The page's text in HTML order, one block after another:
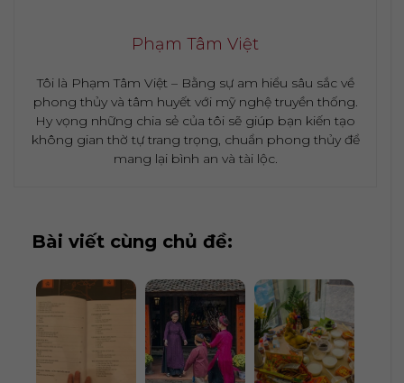
Phạm Tâm Việt
Tôi là Phạm Tâm Việt – Bằng sự am hiểu sâu sắc về
phong thủy và tâm huyết với mỹ nghệ truyền thống.
Hy vọng những chia sẻ của tôi sẽ giúp bạn kiến tạo
không gian thờ tự trang trọng, chuẩn phong thủy để
mang lại bình an và tài lộc.
Bài viết cùng chủ đề: